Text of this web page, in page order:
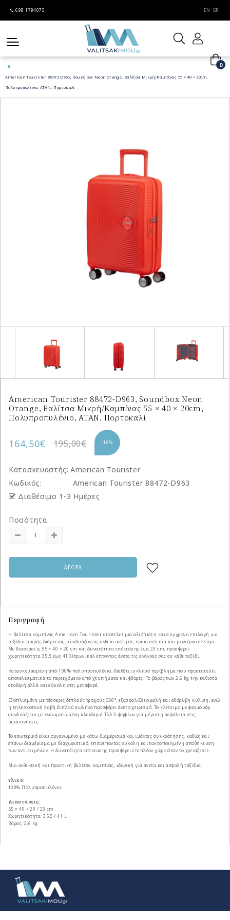
698 1794075 EN GR
0
American Tourister 88472-D963, Soundbox Neon Orange, Βαλίτσα Μικρή/Καμπίνας 55 × 40 × 20cm,
Πολυπροπυλένιο, ATAN, Πορτοκαλί
American Tourister 88472-D963, Soundbox Neon
Orange, Βαλίτσα Μικρή/Καμπίνας 55 × 40 × 20cm,
Πολυπροπυλένιο, ATAN, Πορτοκαλί
164,50€ 195,00€ -16%
Κατασκευαστής: American Tourister
Κωδικός:
American Tourister 88472-D963
Διαθέσιμο 1-3 Ημέρες
Ποσότητα
Περιγραφή
Η βαλίτσα καμπίνας American Tourister αποτελεί μια αξιόπιστη και σύγχρονη επιλογή για
ταξίδια μικρής διάρκειας, συνδυάζοντας ανθεκτικότητα, πρακτικότητα και μοντέρνο design.
Με διαστάσεις 55 × 40 × 20 cm και δυνατότητα επέκτασης έως 23 cm, προσφέρει
χωρητικότητα 35,5 έως 41 λίτρων, καλύπτοντας άνετα τις ανάγκες σας σε κάθε ταξίδι.
Κατασκευασμένη από 100% πολυπροπυλένιο, διαθέτει σκληρό περίβλημα που προστατεύει
αποτελεσματικά το περιεχόμενο από χτυπήματα και φθορές. Το βάρος των 2,6 kg την καθιστά
σταθερή αλλά και εύκολη στη μεταφορά.
Εξοπλισμένη με τέσσερις διπλούς τροχούς 360°, εξασφαλίζει ομαλή και αθόρυβη κύλιση, ενώ
η τηλεσκοπική λαβή διπλού σωλήνα προσφέρει άνετο χειρισμό. Το κλείσιμο με φερμουάρ
συνδυάζεται με ενσωματωμένη κλειδαριά TSA 3 ψηφίων για μέγιστη ασφάλεια στις
μετακινήσεις.
Το εσωτερικό είναι οργανωμένο με κάτω διαμέρισμα και ιμάντες συγκράτησης, καθώς και
επάνω διαμέρισμα με διαχωριστικό, επιτρέποντας εύκολη και τακτοποιημένη αποθήκευση
των αντικειμένων. Η δυνατότητα επέκτασης προσφέρει επιπλέον χώρο όταν το χρειάζεστε.
Μια ανθεκτική και πρακτική βαλίτσα καμπίνας, ιδανική για άνετα και ασφαλή ταξίδια.
Υλικό:
100% Πολυπροπυλένιο
Διαστάσεις:
55 × 40 × 20 / 23 cm
Χωρητικότητα: 35,5 / 41 L
Βάρος: 2,6 kg